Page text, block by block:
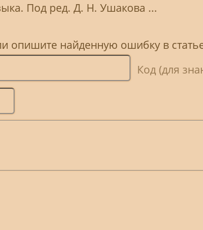
Под ред. Д. Н. Ушакова ...
опишите найденную ошибку в
Код (для